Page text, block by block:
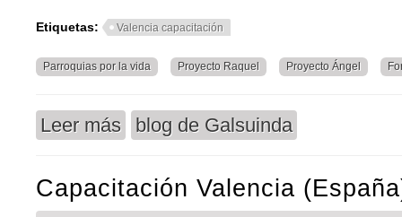
Etiquetas: Valencia capacitación
Parroquias por la vida Proyecto Raquel Proyecto Ángel
Leer más sobre Granada y Valencia acogen nuevos
blog de Galsuinda
Capacitación Valencia